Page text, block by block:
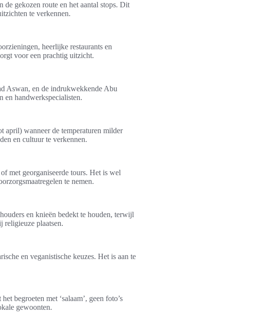
gekozen route en het aantal stops. Dit
te verkennen.
heerlijke restaurants en
voor een prachtig uitzicht.
Aswan, en de indrukwekkende Abu
en handwerkspecialisten.
april) wanneer de temperaturen milder
en cultuur te verkennen.
met georganiseerde tours. Het is wel
te nemen.
en knieën bedekt te houden, terwijl
religieuze plaatsen.
en veganistische keuzes. Het is aan te
begroeten met ‘salaam’, geen foto’s
gewoonten.